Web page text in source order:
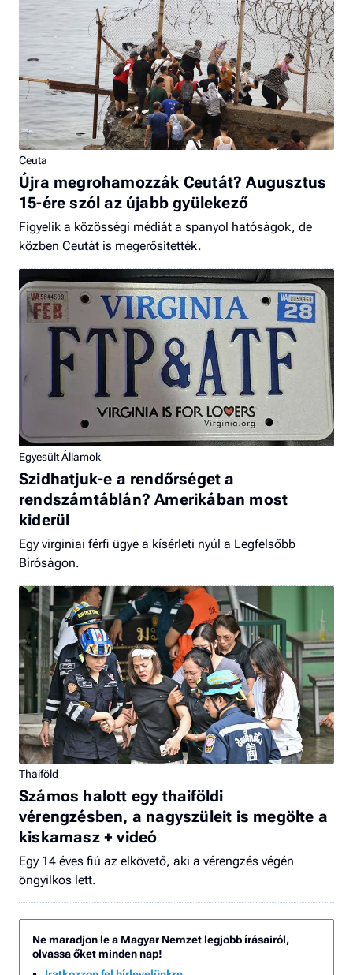
Ceuta
Újra megrohamozzák Ceutát? Augusztus
15-ére szól az újabb gyülekező
Figyelik a közösségi médiát a spanyol hatóságok, de
közben Ceutát is megerősítették.
Egyesült Államok
Szidhatjuk-e a rendőrséget a
rendszámtáblán? Amerikában most
kiderül
Egy virginiai férfi ügye a kísérleti nyúl a Legfelsőbb
Bíróságon.
Thaiföld
Számos halott egy thaiföldi
vérengzésben, a nagyszüleit is megölte a
kiskamasz + videó
Egy 14 éves fiú az elkövető, aki a vérengzés végén
öngyilkos lett.
Ne maradjon le a Magyar Nemzet legjobb írásairól,
olvassa őket minden nap!